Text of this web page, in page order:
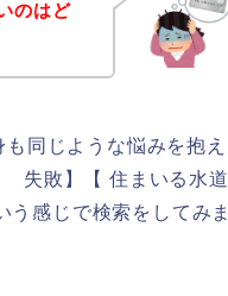
のはど
同じような悩みを抱え
失敗】【 住まいる水道
感じで検索をしてみま